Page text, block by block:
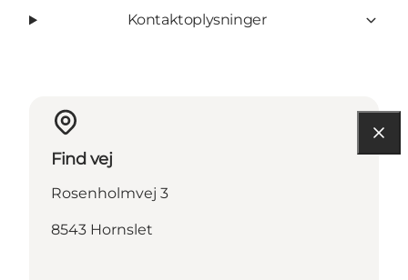
Kontaktoplysninger
Find vej
Rosenholmvej 3
8543 Hornslet